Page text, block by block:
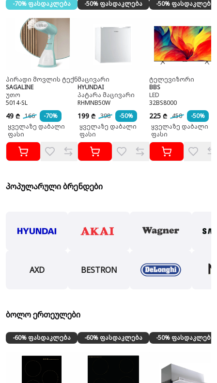
-70% ფასდაკლება
პირადი მოვლის ტექნიკა
SAGALINE
უთო
5014-SL
49 ₾ 166
-70%
ყველაზე დაბალი
ფასი
-50% ფასდაკლება
მაცივარი
HYUNDAI
პატარა მაცივარი
RHMNB50W
199 ₾ 398
-50%
ყველაზე დაბალი
ფასი
-50% ფასდაკლება
ტელევიზორი
BBS
LED
32BS8000
225 ₾ 450
-50%
ყველაზე დაბალი
ფასი
პოპულარული ბრენდები
AXD BESTRON
ბოლო ერთეულები
-60% ფასდაკლება -60% ფასდაკლება -50% ფასდაკლება